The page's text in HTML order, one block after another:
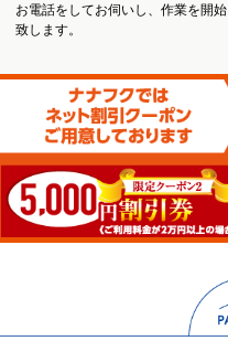
お電話をしてお伺いし、作業を開始
致します。